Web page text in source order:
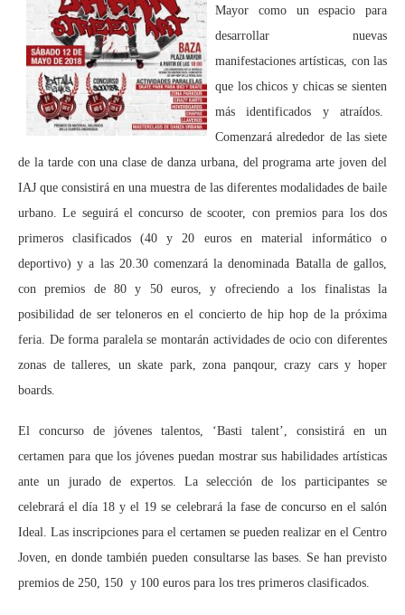
Mayor como un espacio para
desarrollar nuevas
manifestaciones artísticas, con las
que los chicos y chicas se sienten
más identificados y atraídos.
Comenzará alrededor de las siete
de la tarde con una clase de danza urbana, del programa arte joven del
IAJ que consistirá en una muestra de las diferentes modalidades de baile
urbano. Le seguirá el concurso de scooter, con premios para los dos
primeros clasificados (40 y 20 euros en material informático o
deportivo) y a las 20.30 comenzará la denominada Batalla de gallos,
con premios de 80 y 50 euros, y ofreciendo a los finalistas la
posibilidad de ser teloneros en el concierto de hip hop de la próxima
feria. De forma paralela se montarán actividades de ocio con diferentes
zonas de talleres, un skate park, zona panqour, crazy cars y hoper
boards.
El concurso de jóvenes talentos, ‘Basti talent’, consistirá en un
certamen para que los jóvenes puedan mostrar sus habilidades artísticas
ante un jurado de expertos. La selección de los participantes se
celebrará el día 18 y el 19 se celebrará la fase de concurso en el salón
Ideal. Las inscripciones para el certamen se pueden realizar en el Centro
Joven, en donde también pueden consultarse las bases. Se han previsto
premios de 250, 150 y 100 euros para los tres primeros clasificados.